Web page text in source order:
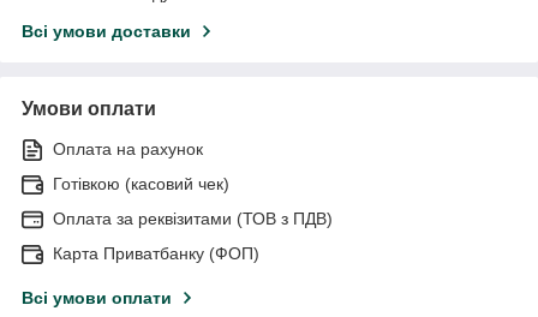
Всі умови доставки
Умови оплати
Оплата на рахунок
Готівкою (касовий чек)
Оплата за реквізитами (ТОВ з ПДВ)
Карта Приватбанку (ФОП)
Всі умови оплати